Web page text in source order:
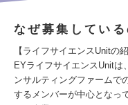
なぜ募集してい
【ライフサイエンスUnitの紹
EYライフサイエンスUnitは
ンサルティングファームで
するメンバーが中心となっ